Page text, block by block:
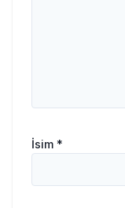
İsim *